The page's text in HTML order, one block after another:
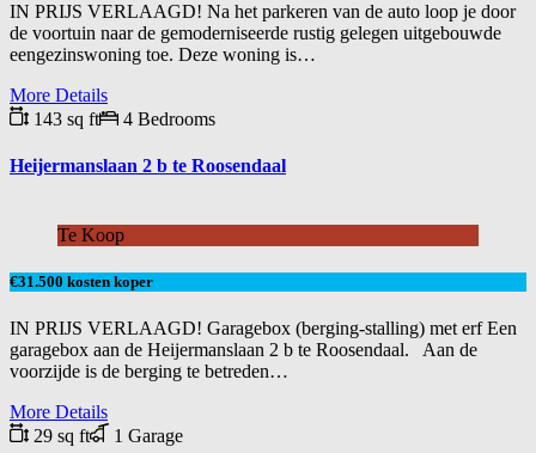
IN PRIJS VERLAAGD! Na het parkeren van de auto loop je door
de voortuin naar de gemoderniseerde rustig gelegen uitgebouwde
eengezinswoning toe. Deze woning is…
More Details
143 sq ft
4 Bedrooms
Heijermanslaan 2 b te Roosendaal
Te Koop
€31.500 kosten koper
IN PRIJS VERLAAGD! Garagebox (berging-stalling) met erf Een
garagebox aan de Heijermanslaan 2 b te Roosendaal. Aan de
voorzijde is de berging te betreden…
More Details
29 sq ft
1 Garage